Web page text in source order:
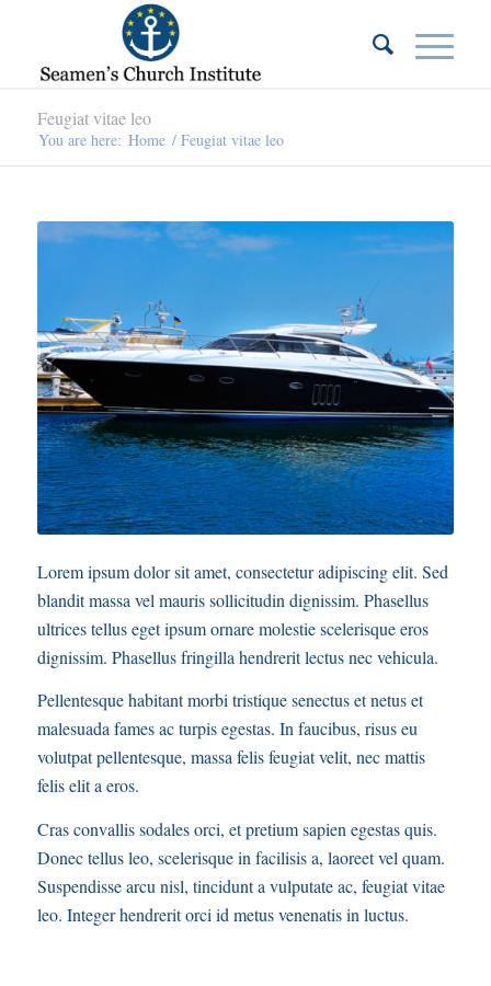
Feugiat vitae leo
You are here: Home / Feugiat vitae leo
Lorem ipsum dolor sit amet, consectetur adipiscing elit. Sed
blandit massa vel mauris sollicitudin dignissim. Phasellus
ultrices tellus eget ipsum ornare molestie scelerisque eros
dignissim. Phasellus fringilla hendrerit lectus nec vehicula.
Pellentesque habitant morbi tristique senectus et netus et
malesuada fames ac turpis egestas. In faucibus, risus eu
volutpat pellentesque, massa felis feugiat velit, nec mattis
felis elit a eros.
Cras convallis sodales orci, et pretium sapien egestas quis.
Donec tellus leo, scelerisque in facilisis a, laoreet vel quam.
Suspendisse arcu nisl, tincidunt a vulputate ac, feugiat vitae
leo. Integer hendrerit orci id metus venenatis in luctus.